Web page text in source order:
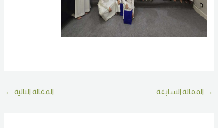
→ المقالة السابقة المقالة التالية ←